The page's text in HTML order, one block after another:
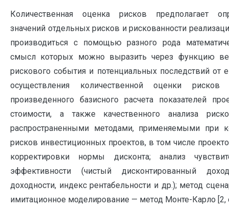
Количественная оценка рисков предполагает
значений отдельных рисков и рискованности
производиться с помощью разного рода
смысл которых можно выразить через функцию
рискового события и потенциальных последствий от
осуществления количественной оценки
произведенного базисного расчета показателей
стоимости, а также качественного анализа
распространенными методами, применяемыми при
рисков инвестиционных проектов, в том числе
корректировки нормы дисконта; анализ
эффективности (чистый дисконтированный
доходности, индекс рентабельности и др.); метод
имитационное моделирование — метод Монте-Карло [2,